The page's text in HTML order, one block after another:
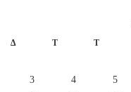
Δ
Τ Τ
3
4 5